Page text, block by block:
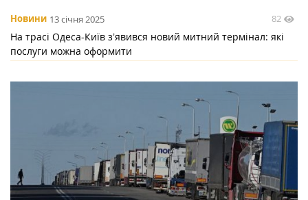
Новини 13 січня 2025 82
На трасі Одеса-Київ зʼявився новий митний термінал: які
послуги можна оформити